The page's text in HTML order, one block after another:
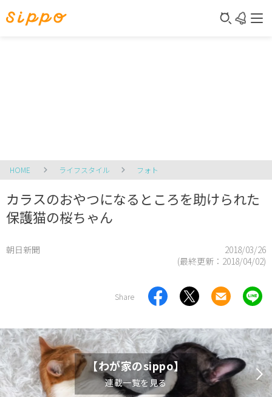
HOME ライフスタイル フォト
カラスのおやつになるところを助けられた
保護猫の桜ちゃん
朝日新聞
2018/03/26
(最終更新： 2018/04/02)
Share
【わが家のsippo】
連載一覧を見る